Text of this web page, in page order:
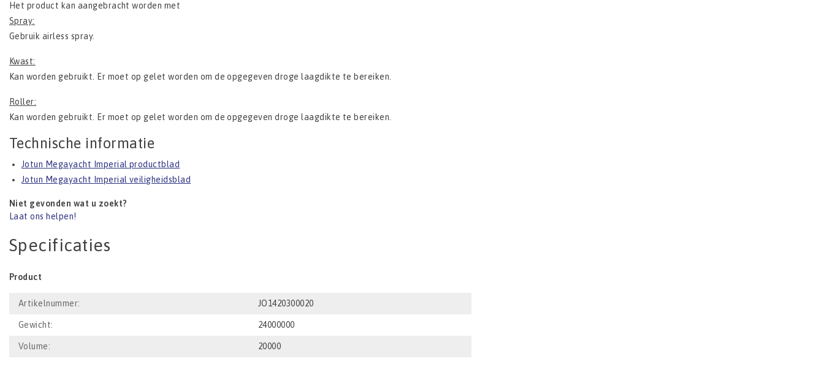
Het product kan aangebracht worden met
Spray:
Gebruik airless spray.
Kwast:
Kan worden gebruikt. Er moet op gelet worden om de opgegeven droge laagdikte te bereiken.
Roller:
Kan worden gebruikt. Er moet op gelet worden om de opgegeven droge laagdikte te bereiken.
Technische informatie
Jotun Megayacht Imperial productblad
Jotun Megayacht Imperial veiligheidsblad
Niet gevonden wat u zoekt?
Laat ons helpen!
Specificaties
Product
Artikelnummer: JO1420300020
Gewicht: 24000000
Volume: 20000